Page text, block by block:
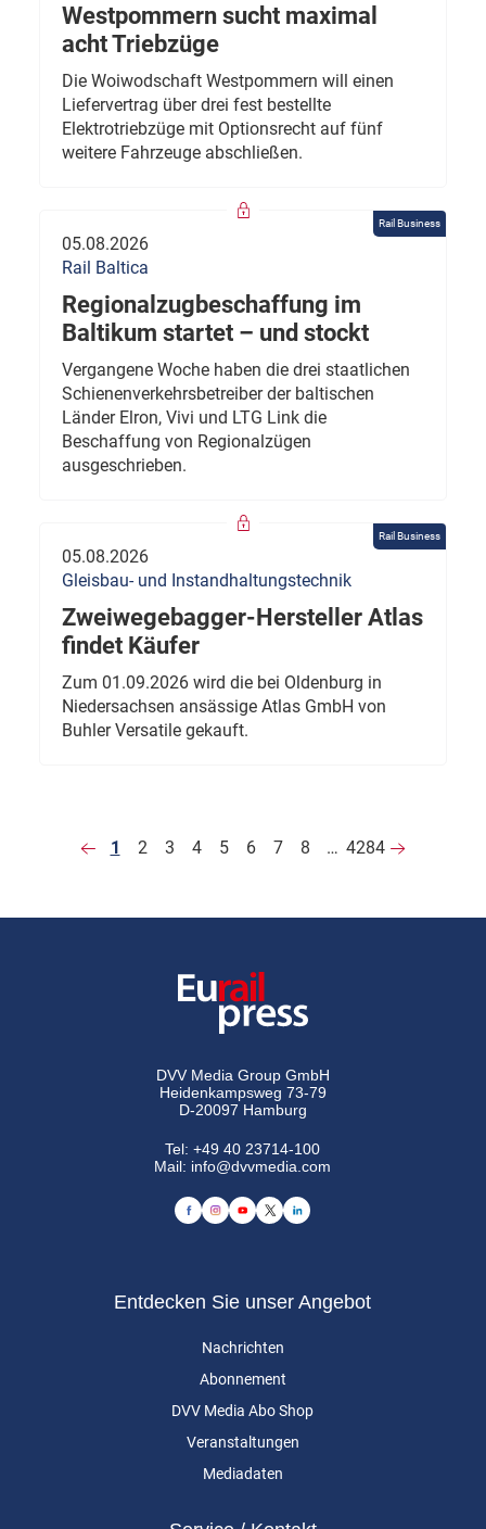
Westpommern sucht maximal
acht Triebzüge
Die Woiwodschaft Westpommern will einen
Liefervertrag über drei fest bestellte
Elektrotriebzüge mit Optionsrecht auf fünf
weitere Fahrzeuge abschließen.
Rail Business
05.08.2026
Rail Baltica
Regionalzugbeschaffung im
Baltikum startet – und stockt
Vergangene Woche haben die drei staatlichen
Schienenverkehrsbetreiber der baltischen
Länder Elron, Vivi und LTG Link die
Beschaffung von Regionalzügen
ausgeschrieben.
Rail Business
05.08.2026
Gleisbau- und Instandhaltungstechnik
Zweiwegebagger-Hersteller Atlas
findet Käufer
Zum 01.09.2026 wird die bei Oldenburg in
Niedersachsen ansässige Atlas GmbH von
Buhler Versatile gekauft.
1 2 3 4 5 6 7 8 … 4284
DVV Media Group GmbH
Heidenkampsweg 73-79
D-20097 Hamburg
Tel:+49 40 23714-100
Mail: info@dvvmedia.com
Entdecken Sie unser Angebot
Nachrichten
Abonnement
DVV Media Abo Shop
Veranstaltungen
Mediadaten